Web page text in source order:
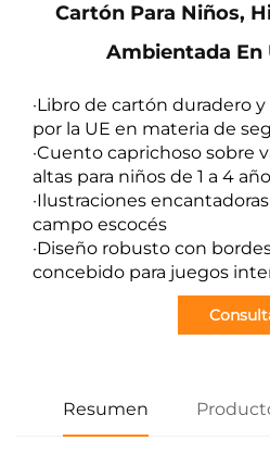
Cartón Para Niños,
Ambientada En
·Libro de cartón duradero
por la UE en materia de
·Cuento caprichoso sobre
altas para niños de 1 a 4
·Ilustraciones
campo escocés
·Diseño robusto con
concebido para juegos
Resumen